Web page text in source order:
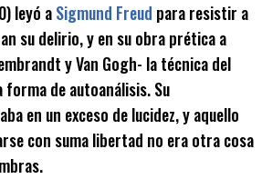
leyó aSigmund Freud para resistir a
su delirio, y en su obra prética a
y Van Gogh- la técnica del
de autoanálisis. Su
en un exceso de lucidez, y aquello
con suma libertad no era otra cosa